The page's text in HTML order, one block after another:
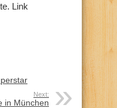
Link
Next:
in München